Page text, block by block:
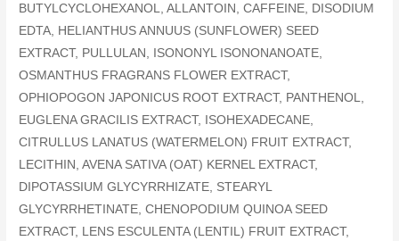
BUTYLCYCLOHEXANOL, ALLANTOIN, CAFFEINE, DISODIUM
EDTA, HELIANTHUS ANNUUS (SUNFLOWER) SEED
EXTRACT, PULLULAN, ISONONYL ISONONANOATE,
OSMANTHUS FRAGRANS FLOWER EXTRACT,
OPHIOPOGON JAPONICUS ROOT EXTRACT, PANTHENOL,
EUGLENA GRACILIS EXTRACT, ISOHEXADECANE,
CITRULLUS LANATUS (WATERMELON) FRUIT EXTRACT,
LECITHIN, AVENA SATIVA (OAT) KERNEL EXTRACT,
DIPOTASSIUM GLYCYRRHIZATE, STEARYL
GLYCYRRHETINATE, CHENOPODIUM QUINOA SEED
EXTRACT, LENS ESCULENTA (LENTIL) FRUIT EXTRACT,